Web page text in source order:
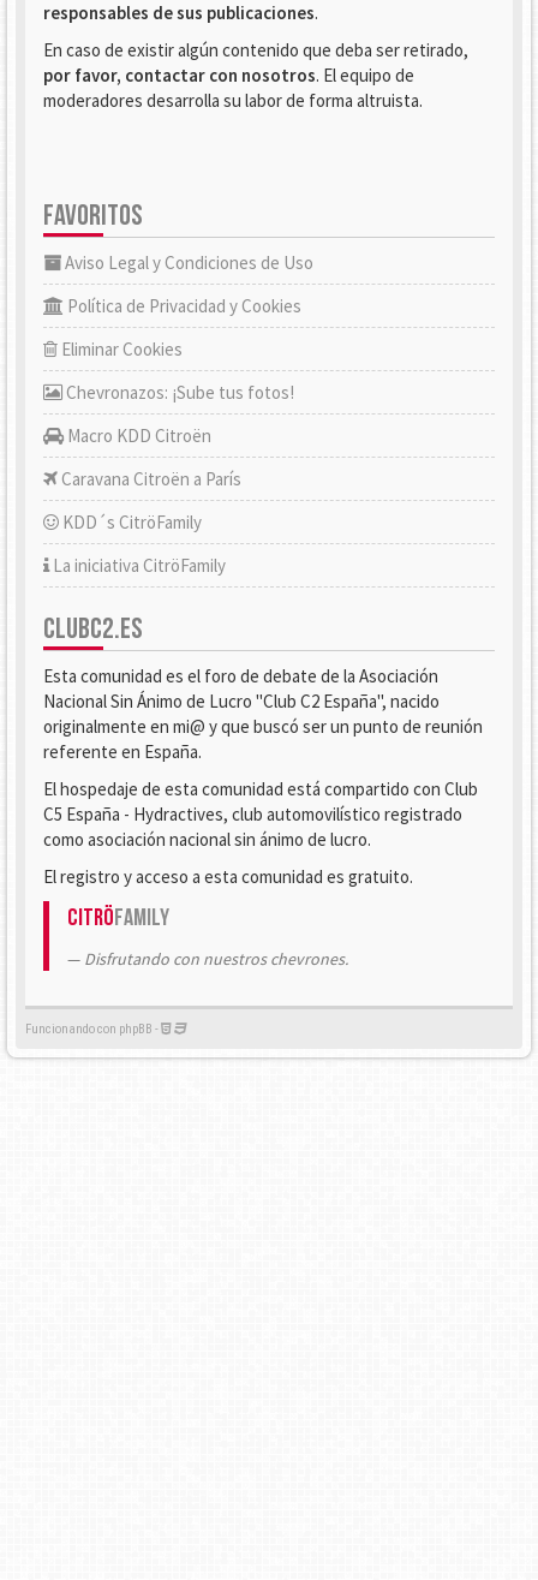
responsables de sus publicaciones.
En caso de existir algún contenido que deba ser retirado,
por favor, contactar con nosotros. El equipo de
moderadores desarrolla su labor de forma altruista.
FAVORITOS
Aviso Legal y Condiciones de Uso
Política de Privacidad y Cookies
Eliminar Cookies
Chevronazos: ¡Sube tus fotos!
Macro KDD Citroën
Caravana Citroën a París
KDD´s CitröFamily
La iniciativa CitröFamily
CLUBC2.ES
Esta comunidad es el foro de debate de la Asociación
Nacional Sin Ánimo de Lucro "Club C2 España", nacido
originalmente en mi@ y que buscó ser un punto de reunión
referente en España.
El hospedaje de esta comunidad está compartido con Club
C5 España - Hydractives, club automovilístico registrado
como asociación nacional sin ánimo de lucro.
El registro y acceso a esta comunidad es gratuito.
CitröFamily
Disfrutando con nuestros chevrones.
Funcionando con phpBB -